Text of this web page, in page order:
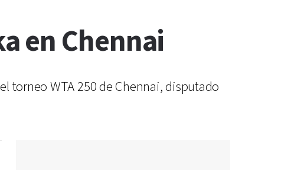
en Chennai
torneo WTA 250 de Chennai, disputado